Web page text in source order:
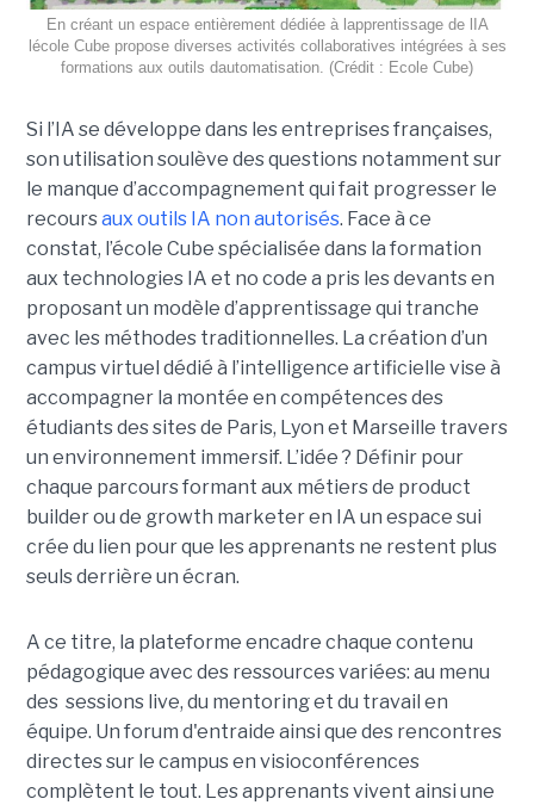
En créant un espace entièrement dédiée à lapprentissage de lIA
lécole Cube propose diverses activités collaboratives intégrées à ses
formations aux outils dautomatisation. (Crédit : Ecole Cube)
Si l’IA se développe dans les entreprises françaises,
son utilisation soulève des questions notamment sur
le manque d’accompagnement qui fait progresser le
recoursaux outils IA non autorisés. Face à ce
constat, l’école Cube spécialisée dans la formation
aux technologies IA et no code a pris les devants en
proposant un modèle d’apprentissage qui tranche
avec les méthodes traditionnelles. La création d’un
campus virtuel dédié à l’intelligence artificielle vise à
accompagner la montée en compétences des
étudiants des sites de Paris, Lyon et Marseille travers
un environnement immersif. L’idée ? Définir pour
chaque parcours formant aux métiers de product
builder ou de growth marketer en IA un espace sui
crée du lien pour que les apprenants ne restent plus
seuls derrière un écran.
A ce titre, la plateforme encadre chaque contenu
pédagogique avec des ressources variées: au menu
des sessions live, du mentoring et du travail en
équipe. Un forum d'entraide ainsi que des rencontres
directes sur le campus en visioconférences
complètent le tout. Les apprenants vivent ainsi une